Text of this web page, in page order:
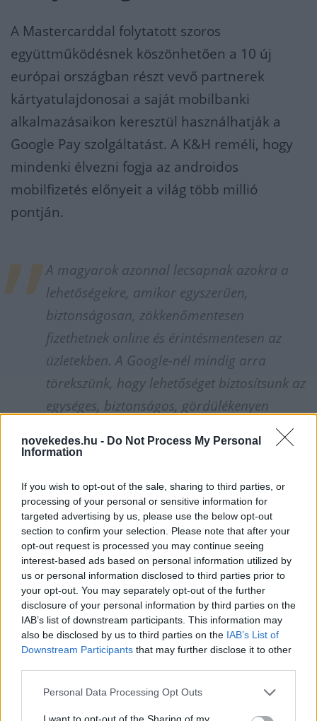
novekedes.hu - Do Not Process My Personal
Information
If you wish to opt-out of the sale, sharing to third parties, or
processing of your personal or sensitive information for
targeted advertising by us, please use the below opt-out
section to confirm your selection. Please note that after your
opt-out request is processed you may continue seeing
interest-based ads based on personal information utilized by
us or personal information disclosed to third parties prior to
your opt-out. You may separately opt-out of the further
disclosure of your personal information by third parties on the
IAB’s list of downstream participants. This information may
also be disclosed by us to third parties on the IAB’s List of
Downstream Participants that may further disclose it to other
Please note that this website/app uses one or more Google
not limited to your visit or usage behaviour. You may click to
Personal Data Processing Opt Outs
I want to opt-out of the Sharing of my
A Mastercarddal folytatott szoros
együttműködésnek köszönhetően a 10 új
európai országban részt vevő partnerek
kártyatulajdonosai a saját mobilbanki
alkalmazásaikon keresztül használhatják a
Google Pay szolgáltatást. A K&H reméli, hogy
mindenki élvezni fogja az androidos
mobilfizetés előnyeit a világ több millió
pontján.
A magyarok azonnal lecsapnak azokra a
lehetőségekre, amikor egyszerűen,
biztonságosan, zökkenőmentesen
fizethetnek online és érintésmentesen az
üzletekben. A Google-nél mindig arra
törekszünk, hogy lehetőséget biztosítsunk az
egységes, biztonságos, gördülékenyen
nagy öröm számunkra, hogy ezt a K&H-val
– mondta Bíró Pál, a Google Magyarország
country managere.
A K&H Csoport
Az ország egyik vezető és országosan közel
3800 munkatársat foglalkoztató
pénzintézeteként a K&H célja, hogy ügyfelei
igényeit mindenkor magas szinten elégítse ki,